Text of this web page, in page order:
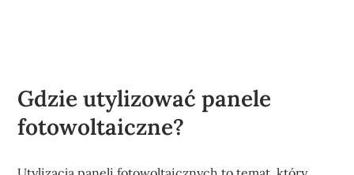
Gdzie utylizować panele
fotowoltaiczne?